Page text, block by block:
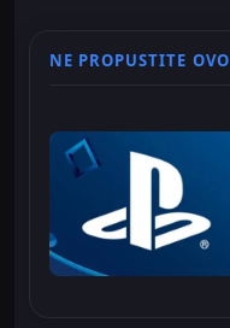
NE PROPUSTITE OVO